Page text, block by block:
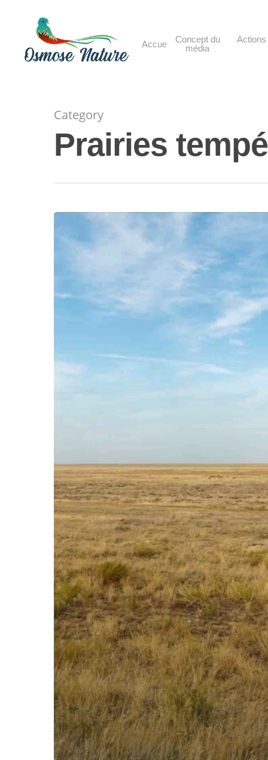
content
Accueil
Concept du
média
Actions
Category
Prairies